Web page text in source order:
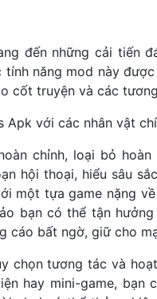
đến những cải tiến
năng mod này
cốt truyện và các
Apk với các nhân vật
chỉnh, loại bỏ
hội thoại, hiểu sâu
một tựa game nặng
bạn có thể tận
cáo bất ngờ, giữ cho
chọn tương tác và
hay mini-game,